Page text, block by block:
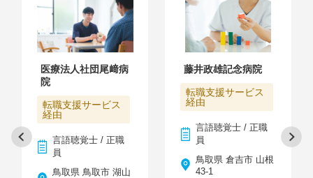
医療法人社団尾﨑病
院
転職支援サービス
経由
言語聴覚士 / 正職
員
鳥取県 鳥取市 湖山
藤井政雄記念病院
転職支援サービス
経由
言語聴覚士 / 正職
員
鳥取県 倉吉市 山根
43-1